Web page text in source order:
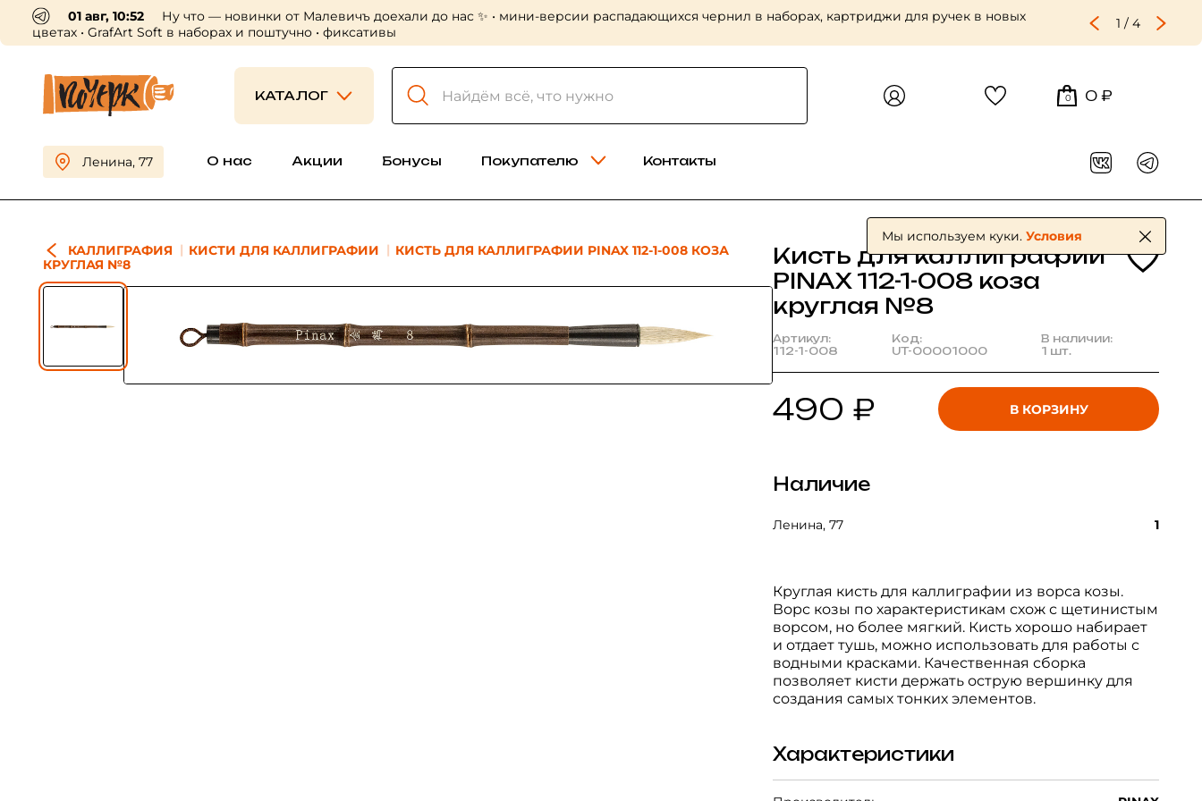
01 авг, 10:52
Ну что — новинки от Малевичъ доехали до нас ✨ • мини-версии распадающихся чернил в наборах, картриджи для ручек в новых
цветах • GrafArt Soft в наборах и поштучно • фиксативы
1 / 4
КАТАЛОГ 0 0 ₽
Ленина, 77 О нас Акции Бонусы Покупателю Контакты
КАЛЛИГРАФИЯ КИСТИ ДЛЯ КАЛЛИГРАФИИ
КИСТЬ ДЛЯ КАЛЛИГРАФИИ PINAX 112-1-008 КОЗА
КРУГЛАЯ №8
Кисть для каллиграфии
PINAX 112-1-008 коза
круглая №8
Артикул:
112-1-008
Код:
UT-00001000
В наличии:
1 шт.
490 ₽ В КОРЗИНУ
Наличие
Ленина, 77 1
Круглая кисть для каллиграфии из ворса козы.
Ворс козы по характеристикам схож с щетинистым
ворсом, но более мягкий. Кисть хорошо набирает
и отдает тушь, можно использовать для работы с
водными красками. Качественная сборка
позволяет кисти держать острую вершинку для
создания самых тонких элементов.
Характеристики
Мы используем куки. Условия